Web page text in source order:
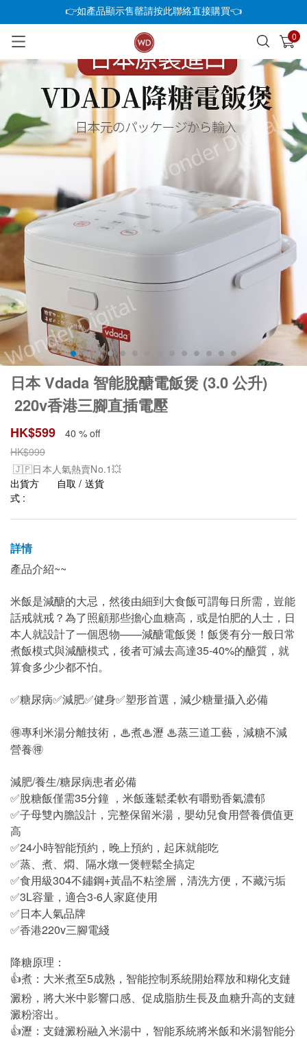
👉如產品顯示售罄請按此聯絡直接購買👈
0
已加入購物車 查看
日本 Vdada 智能脫醣電飯煲 (3.0 公升)
220v香港三腳直插電壓
HK$599
40 % off
HK$999
🇯🇵日本人氣熱賣No.1💥
出貨方
式 :
自取 / 送貨
詳情
產品介紹~~
米飯是減醣的大忌，然後由細到大食飯可謂每日所需，豈能
話戒就戒？為了照顧那些擔心血糖高，或是怕肥的人士，日
本人就設計了一個恩物——減醣電飯煲！飯煲有分一般日常
煮飯模式與減醣模式，後者可減去高達35-40%的醣質，就
算食多少少都不怕。
✅糖尿病✅減肥✅健身✅塑形首選，減少糖量攝入必備
🉐專利米湯分離技術，♨煮♨瀝 ♨蒸三道工藝，減糖不減
營養🉐
減肥/養生/糖尿病患者必備
✅脫糖飯僅需35分鐘 ，米飯蓬鬆柔軟有嚼勁香氣濃郁
✅子母雙內膽設計，完整保留米湯，嬰幼兒食用營養價值更
高
✅24小時智能預約，晚上預約，起床就能吃
✅蒸、煮、燜、隔水燉一煲輕鬆全搞定
✅食用級304不鏽鋼+黃晶不粘塗層，清洗方便，不藏污垢
✅3L容量，適合3-6人家庭使用
✅日本人氣品牌
✅香港220v三腳電綫
降糖原理：
👍煮：大米煮至5成熟，智能控制系統開始釋放和糊化支鏈
澱粉，將大米中影響口感、促成脂肪生長及血糖升高的支鏈
澱粉溶出。
👍瀝：支鏈澱粉融入米湯中，智能系統將米飯和米湯智能分